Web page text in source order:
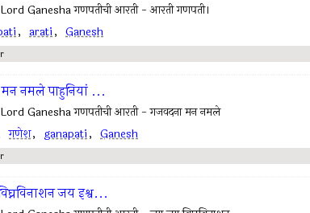
Ganesha गणपतीची आरती - आरती गणपती।
, arati, Ganesh
नमले पाहुनियां ...
Ganesha गणपतीची आरती - गजवदना मन नमले
गणेश, ganapati, Ganesh
जय इश्व...